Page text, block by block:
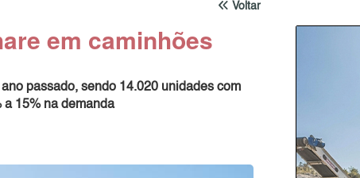
Voltar
em caminhões
passado, sendo 14.020 unidades com
a 15% na demanda